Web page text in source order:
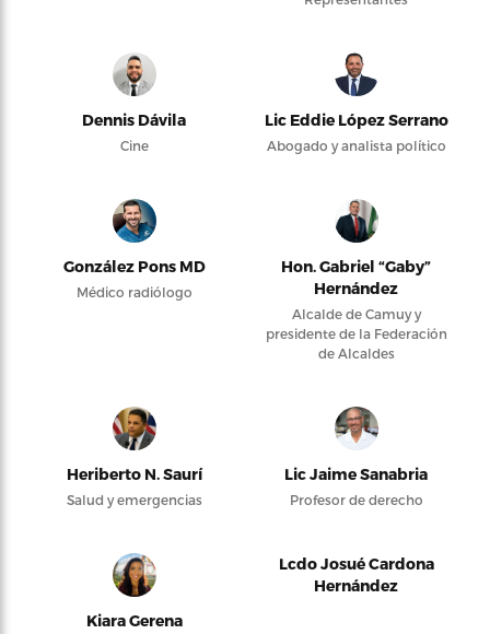
Dennis Dávila
Cine
Lic Eddie López Serrano
Abogado y analista político
González Pons MD
Médico radiólogo
Hon. Gabriel “Gaby”
Hernández
Alcalde de Camuy y
presidente de la Federación
de Alcaldes
Heriberto N. Saurí
Salud y emergencias
Lic Jaime Sanabria
Profesor de derecho
Kiara Gerena
Lcdo Josué Cardona
Hernández